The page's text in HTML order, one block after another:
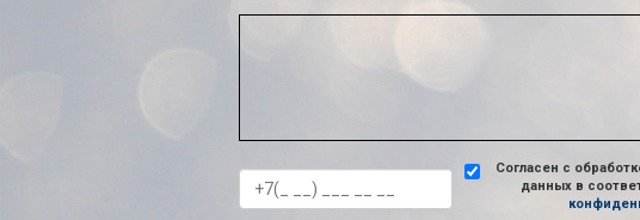
Согласен с
данных в